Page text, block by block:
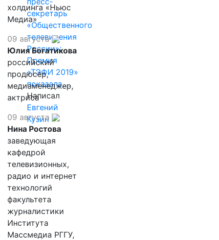
секретарь
«Общественного
телевидения
России»:
Премия
«ТЭФИ 2019»
показала,…
Написал
Евгений
Кузин
холдинга «Ньюс
Медиа»
09 августа
Юлия Богатикова
российский
продюсер,
медиаменеджер,
актриса
09 августа
Нина Ростова
заведующая
кафедрой
телевизионных,
радио и интернет
технологий
факультета
журналистики
Института
Массмедиа РГГУ,